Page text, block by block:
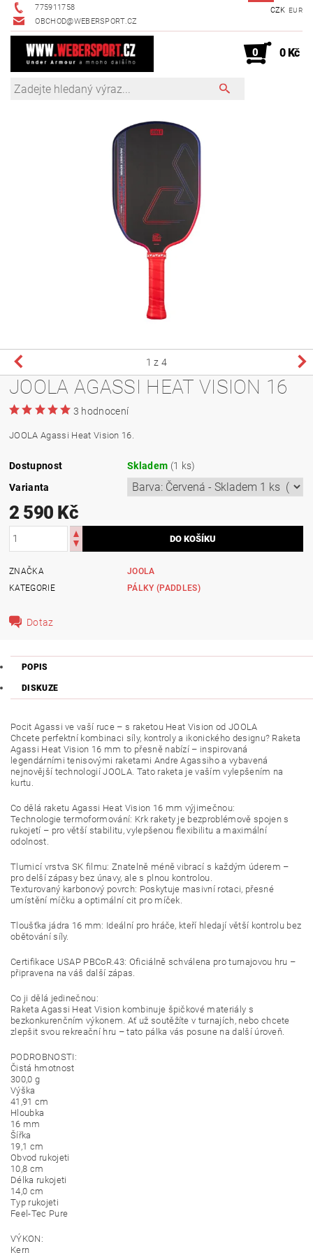
775911758
OBCHOD@WEBERSPORT.CZ
CZK EUR
0 0 Kč
1 z 4
JOOLA AGASSI HEAT VISION 16
3 hodnocení
JOOLA Agassi Heat Vision 16.
Dostupnost Skladem (1 ks)
Varianta
2 590 Kč
ZNAČKA
JOOLA
KATEGORIE
PÁLKY (PADDLES)
Dotaz
POPIS
DISKUZE
Pocit Agassi ve vaší ruce – s raketou Heat Vision od JOOLA
Chcete perfektní kombinaci síly, kontroly a ikonického designu? Raketa
Agassi Heat Vision 16 mm to přesně nabízí – inspirovaná
legendárními tenisovými raketami Andre Agassiho a vybavená
nejnovější technologií JOOLA. Tato raketa je vaším vylepšením na
kurtu.
Co dělá raketu Agassi Heat Vision 16 mm výjimečnou:
Technologie termoformování: Krk rakety je bezproblémově spojen s
rukojetí – pro větší stabilitu, vylepšenou flexibilitu a maximální
odolnost.
Tlumicí vrstva SK filmu: Znatelně méně vibrací s každým úderem –
pro delší zápasy bez únavy, ale s plnou kontrolou.
Texturovaný karbonový povrch: Poskytuje masivní rotaci, přesné
umístění míčku a optimální cit pro míček.
Tloušťka jádra 16 mm: Ideální pro hráče, kteří hledají větší kontrolu bez
obětování síly.
Certifikace USAP PBCoR.43: Oficiálně schválena pro turnajovou hru –
připravena na váš další zápas.
Co ji dělá jedinečnou:
Raketa Agassi Heat Vision kombinuje špičkové materiály s
bezkonkurenčním výkonem. Ať už soutěžíte v turnajích, nebo chcete
zlepšit svou rekreační hru – tato pálka vás posune na další úroveň.
PODROBNOSTI:
Čistá hmotnost
300,0 g
Výška
41,91 cm
Hloubka
16 mm
Šířka
19,1 cm
Obvod rukojeti
10,8 cm
Délka rukojeti
14,0 cm
Typ rukojeti
Feel-Tec Pure
VÝKON:
Kern